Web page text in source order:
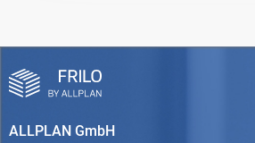
ALLPLAN GmbH